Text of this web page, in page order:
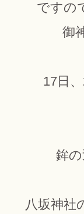
ですの
御
17日
鉾
八坂神社